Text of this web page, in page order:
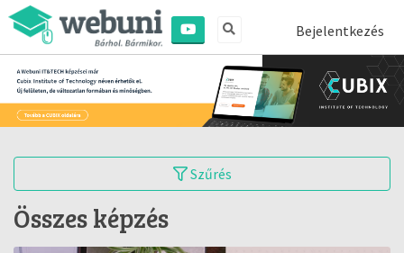
Bejelentkezés
Szűrés
Összes képzés